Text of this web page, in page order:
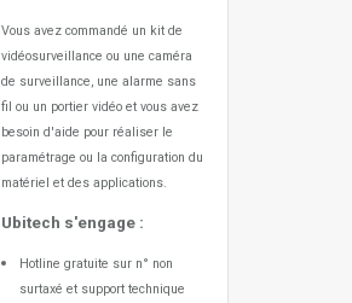
Vous avez commandé un kit de
vidéosurveillance ou une caméra
de surveillance, une alarme sans
fil ou un portier vidéo et vous avez
besoin d'aide pour réaliser le
paramétrage ou la configuration du
matériel et des applications.
Ubitech s'engage :
Hotline gratuite sur n° non
surtaxé et support technique